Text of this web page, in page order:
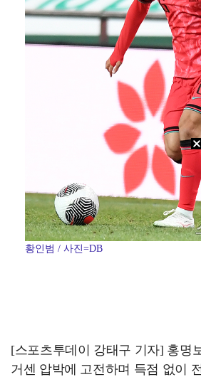
황인범 / 사진=DB
[스포츠투데이 강태구 기자] 홍명
거센 압박에 고전하며 득점 없이